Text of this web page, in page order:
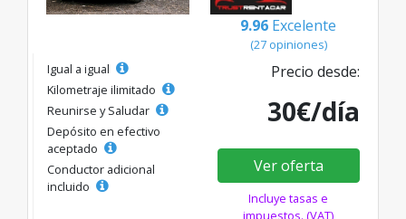
9.96 Excelente
(27 opiniones)
Igual a igual
Kilometraje ilimitado
Reunirse y Saludar
Depósito en efectivo
aceptado
Conductor adicional
incluido
Precio desde:
30€/día
Ver oferta
Incluye tasas e
impuestos. (VAT)